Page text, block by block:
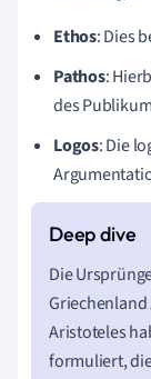
Ethos: Dies
Pathos:
des
Logos: Die
Die
Aristoteles
formuliert,